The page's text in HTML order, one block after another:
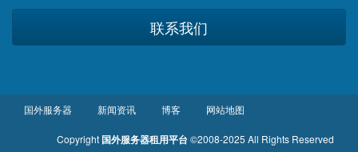
联系我们
国外服务器 新闻资讯 博客 网站地图
Copyright 国外服务器租用平台©2008-2025 All Rights Reserved